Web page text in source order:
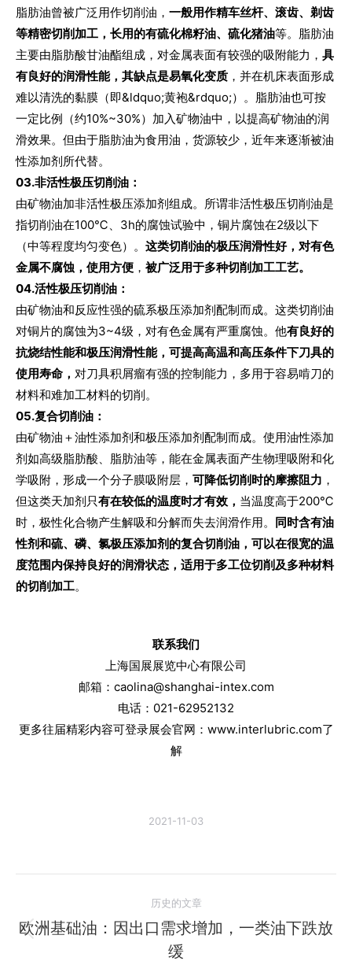
脂肪油曾被广泛用作切削油， 一般用作精车丝杆、滚齿、剃齿
等精密切削加工，长用的有硫化棉籽油、硫化猪油等。脂肪油
主要由脂肪酸甘油酯组成，对金属表面有较强的吸附能力， 具
有良好的润滑性能，其缺点是易氧化变质 ，并在机床表面形成
难以清洗的黏膜（即&ldquo;黄袍&rdquo;）。脂肪油也可按
一定比例（约10%~30%）加入矿物油中，以提高矿物油的润
滑效果。但由于脂肪油为食用油，货源较少，近年来逐渐被油
性添加剂所代替。
03.非活性极压切削油：
由矿物油加非活性极压添加剂组成。所谓非活性极压切削油是
指切削油在100℃、3h的腐蚀试验中，铜片腐蚀在2级以下
（中等程度均匀变色）。 这类切削油的极压润滑性好，对有色
金属不腐蚀，使用方便 ， 被广泛用于多种切削加工工艺。
04.活性极压切削油：
由矿物油和反应性强的硫系极压添加剂配制而成。这类切削油
对铜片的腐蚀为3~4级，对有色金属有严重腐蚀。他有良好的
抗烧结性能和极压润滑性能，可提高高温和高压条件下刀具的
使用寿命， 对刀具积屑瘤有强的控制能力，多用于容易啃刀的
材料和难加工材料的切削。
05.复合切削油：
由矿物油＋油性添加剂和极压添加剂配制而成。使用油性添加
剂如高级脂肪酸、脂肪油等，能在金属表面产生物理吸附和化
学吸附，形成一个分子膜吸附层， 可降低切削时的摩擦阻力 ，
但这类天加剂只有在较低的温度时才有效， 当温度高于200℃
时，极性化合物产生解吸和分解而失去润滑作用。
同时含有油
性剂和硫、磷、氯极压添加剂的复合切削油，可以在很宽的温
度范围内保持良好的润滑状态，适用于多工位切削及多种材料
的切削加工。
联系我们
上海国展展览中心有限公司
邮箱：caolina@shanghai-intex.com
电话：021-62952132
更多往届精彩内容可登录展会官网：www.interlubric.com了
解
2021-11-03
章
历史的文章
历
史
欧洲基础油：因出口需求增加，一类油下跌放
缓